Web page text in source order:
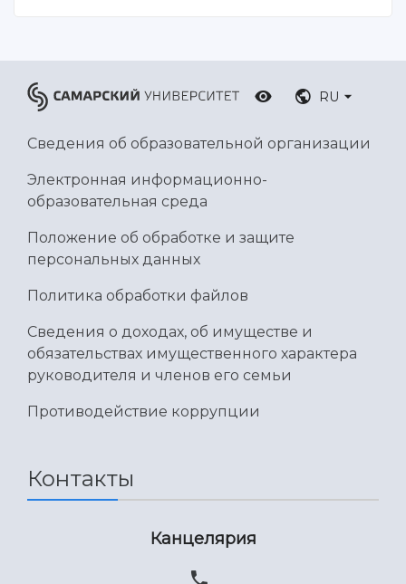
Сведения об образовательной организации
Официальные документы
RU
Сведения об образовательной организации
Электронная информационно-
образовательная среда
Положение об обработке и защите
персональных данных
Политика обработки файлов
Сведения о доходах, об имуществе и
обязательствах имущественного характера
руководителя и членов его семьи
Противодействие коррупции
Контакты
Канцелярия